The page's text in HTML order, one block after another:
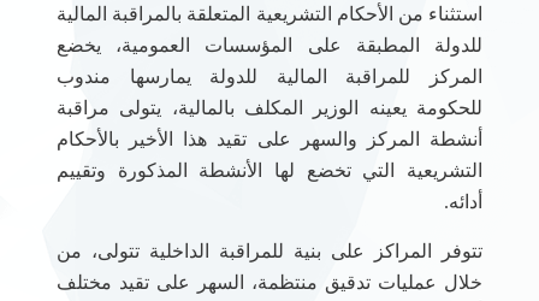
استثناء من الأحكام التشريعية المتعلقة بالمراقبة المالية
للدولة المطبقة على المؤسسات العمومية، يخضع
المركز للمراقبة المالية للدولة يمارسها مندوب
للحكومة يعينه الوزير المكلف بالمالية، يتولى مراقبة
أنشطة المركز والسهر على تقيد هذا الأخير بالأحكام
التشريعية التي تخضع لها الأنشطة المذكورة وتقييم
أدائه.
تتوفر المراكز على بنية للمراقبة الداخلية تتولى، من
خلال عمليات تدقيق منتظمة، السهر على تقيد مختلف